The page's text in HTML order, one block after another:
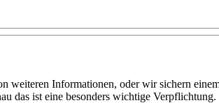
weiteren Informationen, oder wir sichern
das ist eine besonders wichtige Verpflichtung.